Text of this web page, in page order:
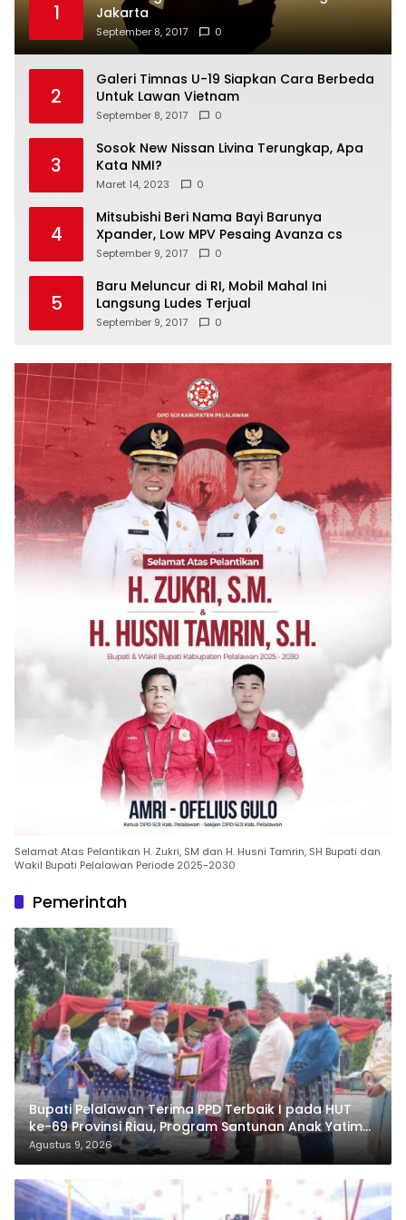
1
Jakarta
September 8, 2017 0
2
Galeri Timnas U-19 Siapkan Cara Berbeda
Untuk Lawan Vietnam
September 8, 2017 0
3
Sosok New Nissan Livina Terungkap, Apa
Kata NMI?
Maret 14, 2023 0
4
Mitsubishi Beri Nama Bayi Barunya
Xpander, Low MPV Pesaing Avanza cs
September 9, 2017 0
5
Baru Meluncur di RI, Mobil Mahal Ini
Langsung Ludes Terjual
September 9, 2017 0
Selamat Atas Pelantikan H. Zukri, SM dan H. Husni Tamrin, SH Bupati dan
Wakil Bupati Pelalawan Periode 2025-2030
Pemerintah
Bupati Pelalawan Terima PPD Terbaik I pada HUT
ke-69 Provinsi Riau, Program Santunan Anak Yatim
Jadi Sorotan
Agustus 9, 2026